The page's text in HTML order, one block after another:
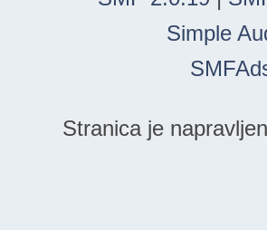
Simple
Stranica je